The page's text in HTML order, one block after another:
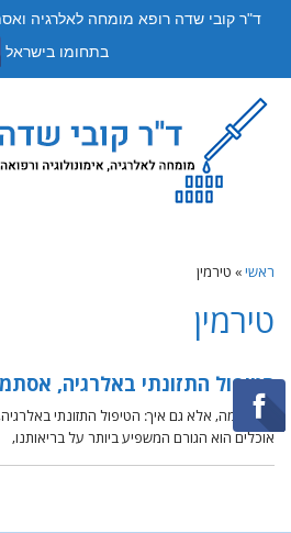
ראשי» טירמין
טירמין
הטיפול התזונתי באלרגיה,
לא רק מה, אלא גם איך: הטיפול התזונתי
אוכלים הוא הגורם המשפיע ביותר על בריאותנו,
ד"ר קובי שדה רופא מומחה לאלרגיה
בתחומו בישראל